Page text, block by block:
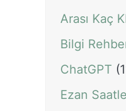
Arası Kaç
Bilgi
ChatGPT
Ezan